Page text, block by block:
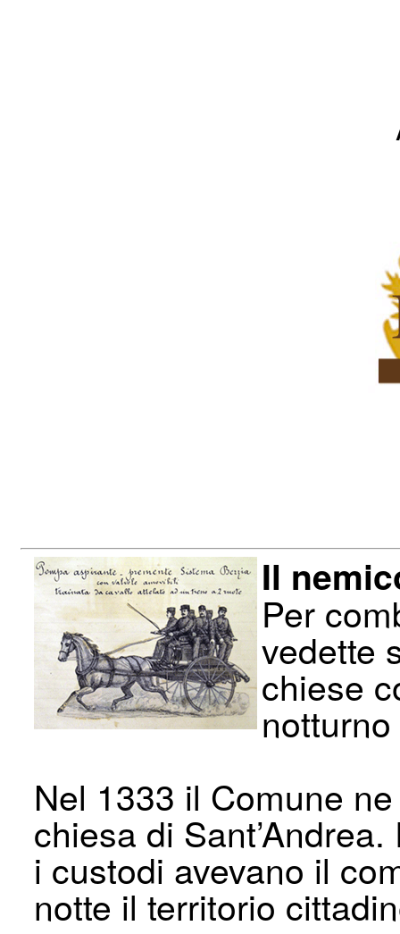
Il
Per
vedette
chiese
Nel 1333 il Comune
chiesa di
i custodi avevano il
notte il territorio